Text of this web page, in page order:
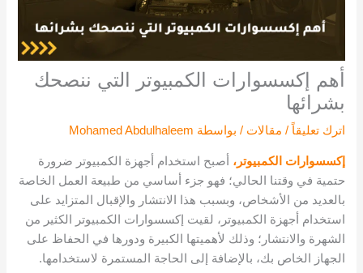
أهم إكسسوارات الكمبيوتر التي ننصحك
بشرائها
اترك تعليقاً / مقالات / بواسطة Mohamed Abdulhaleem
إكسسوارات الكمبيوتر، أصبح استخدام أجهزة الكمبيوتر ضرورة
حتمية في وقتنا الحالي؛ فهو جزء أساسي من طبيعة العمل الخاصة
بالعديد من الأشخاص، وبسبب هذا الانتشار والإقبال المتزايد على
استخدام أجهزة الكمبيوتر، لقيت إكسسوارات الكمبيوتر الكثير من
الشهرة والانتشار؛ وذلك لأهميتها الكبيرة ودورها في الحفاظ على
الجهاز الخاص بك، بالإضافة إلى الحاجة المستمرة لاستخدامها.